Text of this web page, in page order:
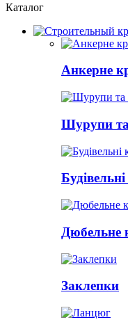
Каталог
Анкерне
Шурупи та
Дюбельне
Заклепки